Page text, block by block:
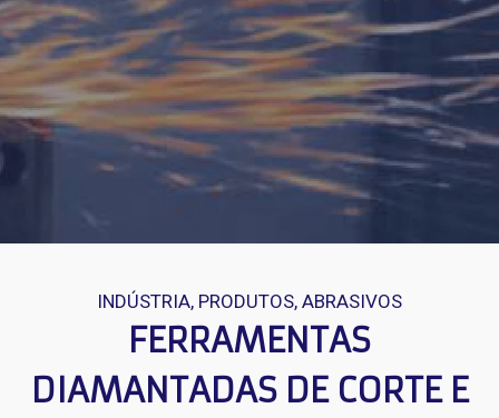
INDÚSTRIA, PRODUTOS, ABRASIVOS
FERRAMENTAS
DIAMANTADAS DE CORTE E